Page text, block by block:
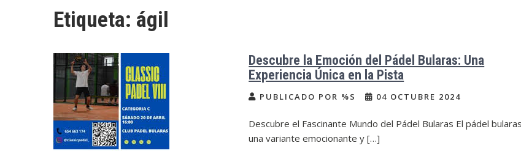
Etiqueta: ágil
Descubre la Emoción del Pádel Bularas: Una
Experiencia Única en la Pista
PUBLICADO POR %S 04 OCTUBRE 2024
Descubre el Fascinante Mundo del Pádel Bularas El pádel
una variante emocionante y […]